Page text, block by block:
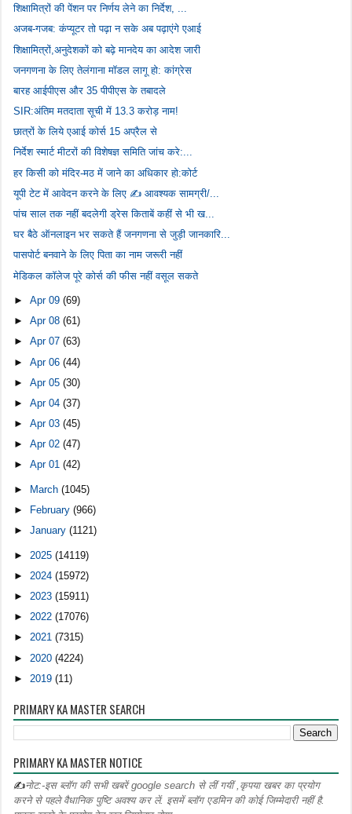
शिक्षामित्रों की पेंशन पर निर्णय लेने का निर्देश, ...
अजब-गजब: कंप्यूटर तो पढ़ा न सके अब पढ़ाएंगे एआई
शिक्षामित्रों,अनुदेशकों को बढ़े मानदेय का आदेश जारी
जनगणना के लिए तेलंगाना मॉडल लागू हो: कांग्रेस
बारह आईपीएस और 35 पीपीएस के तबादले
SIR:अंतिम मतदाता सूची में 13.3 करोड़ नाम!
छात्रों के लिये एआई कोर्स 15 अप्रैल से
निर्देश स्मार्ट मीटरों की विशेषज्ञ समिति जांच करे:...
हर किसी को मंदिर-मठ में जाने का अधिकार हो:कोर्ट
यूपी टेट में आवेदन करने के लिए ✍️ आवश्यक सामग्री/...
पांच साल तक नहीं बदलेगी ड्रेस किताबें कहीं से भी ख...
घर बैठे ऑनलाइन भर सकते हैं जनगणना से जुड़ी जानकारि...
पासपोर्ट बनवाने के लिए पिता का नाम जरूरी नहीं
मेडिकल कॉलेज पूरे कोर्स की फीस नहीं वसूल सकते
►Apr 09(69)
►Apr 08(61)
►Apr 07(63)
►Apr 06(44)
►Apr 05(30)
►Apr 04(37)
►Apr 03(45)
►Apr 02(47)
►Apr 01(42)
► March(1045)
►
February(966)
►January(1121)
► 2025(14119)
► 2024(15972)
► 2023(15911)
►2022(17076)
►2021(7315)
► 2020(4224)
► 2019(11)
PRIMARY KA MASTER SEARCH
PRIMARY KA MASTER NOTICE
✍नोट:-इस ब्लॉग की सभी खबरें google search से लीं गयीं ,कृपया खबर का प्रयोग
करने से पहले वैधानिक पुष्टि अवश्य कर लें. इसमें ब्लॉग एडमिन की कोई जिम्मेदारी नहीं है.